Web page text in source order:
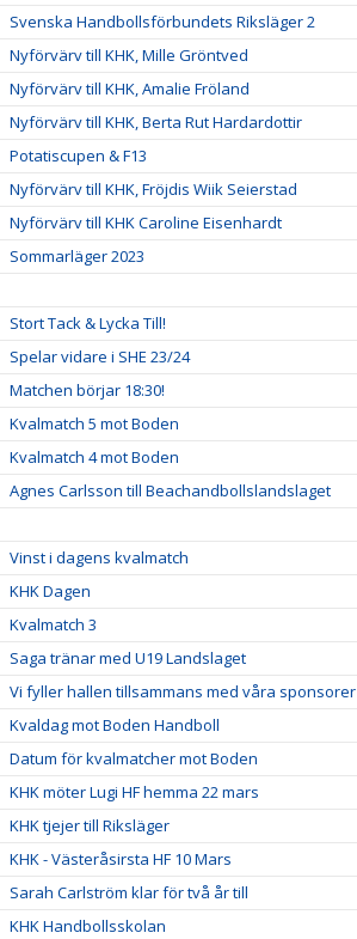
Svenska Handbollsförbundets Riksläger 2
Nyförvärv till KHK, Mille Gröntved
Nyförvärv till KHK, Amalie Fröland
Nyförvärv till KHK, Berta Rut Hardardottir
Potatiscupen & F13
Nyförvärv till KHK, Fröjdis Wiik Seierstad
Nyförvärv till KHK Caroline Eisenhardt
Sommarläger 2023
Stort Tack & Lycka Till!
Spelar vidare i SHE 23/24
Matchen börjar 18:30!
Kvalmatch 5 mot Boden
Kvalmatch 4 mot Boden
Agnes Carlsson till Beachandbollslandslaget
Vinst i dagens kvalmatch
KHK Dagen
Kvalmatch 3
Saga tränar med U19 Landslaget
Vi fyller hallen tillsammans med våra sponsorer
Kvaldag mot Boden Handboll
Datum för kvalmatcher mot Boden
KHK möter Lugi HF hemma 22 mars
KHK tjejer till Riksläger
KHK - Västeråsirsta HF 10 Mars
Sarah Carlström klar för två år till
KHK Handbollsskolan